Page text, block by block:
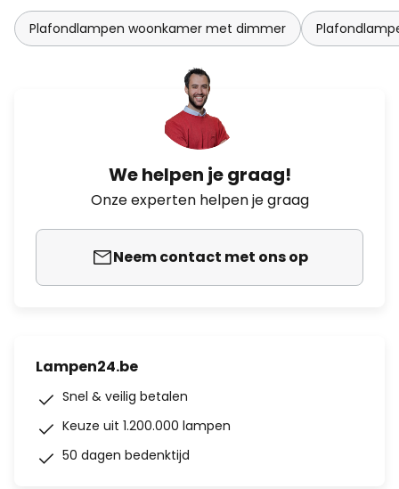
Plafondlampen woonkamer met dimmer
We helpen je graag!
Onze experten helpen je graag
Neem contact met ons op
Lampen24.be
Snel & veilig betalen
Keuze uit 1.200.000 lampen
50 dagen bedenktijd